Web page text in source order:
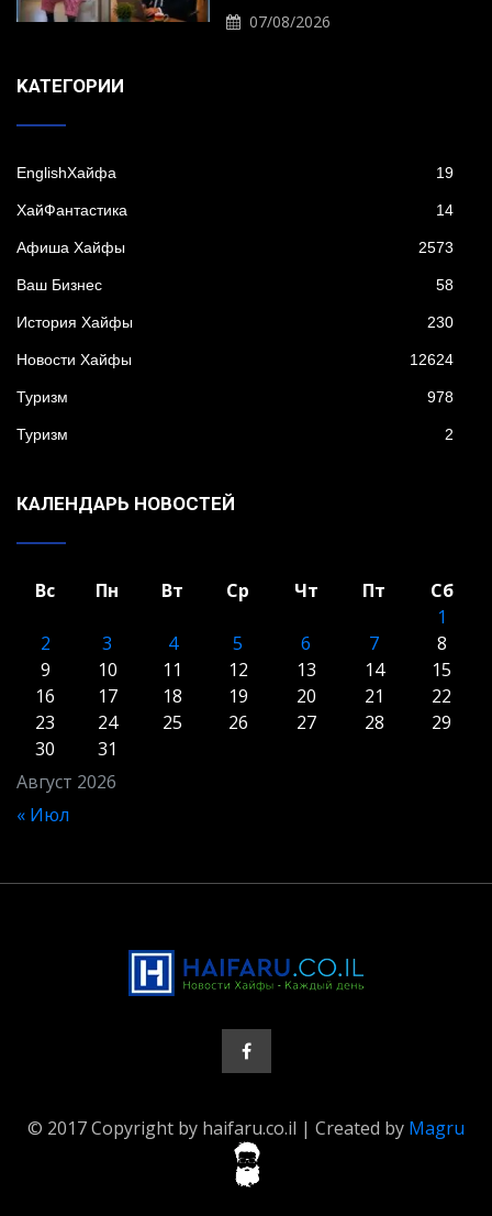
07/08/2026
KАТЕГОРИИ
EnglishХайфа 19
XайФантастика 14
Афиша Хайфы 2573
Ваш Бизнес 58
История Хайфы 230
Новости Хайфы 12624
Туризм 978
Туризм 2
КАЛЕНДАРЬ НОВОСТЕЙ
Август 2026
Вс Пн Вт Ср Чт Пт
Сб
1
2
3 4 5 6 7
8
9
10 11 12 13 14
15
16
17 18 19 20 21
22
23
24 25 26 27 28
29
30
31
« Июл
© 2017 Copyright by haifaru.co.il | Created by Magru